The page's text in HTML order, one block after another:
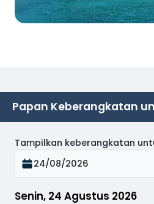
Papan Keberangkatan
Senin, 24 Agustus 2026
Tampilkan keberangkatan
24/08/2026